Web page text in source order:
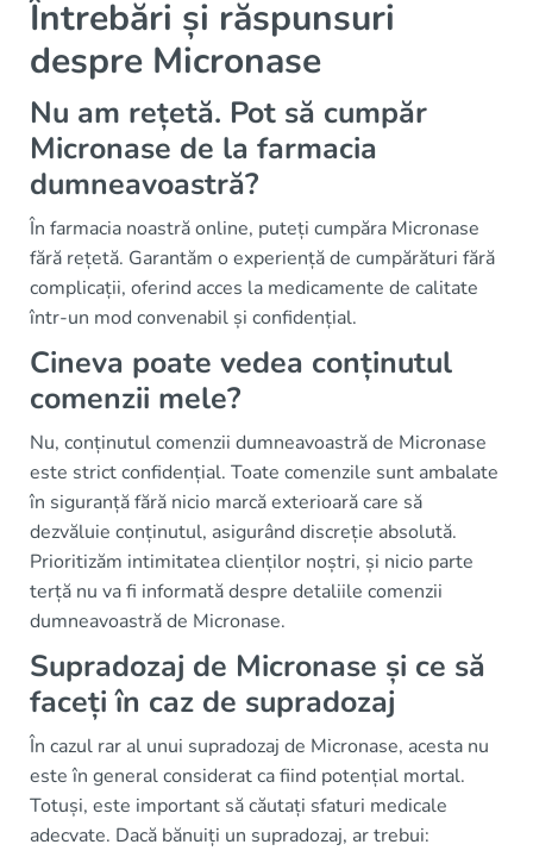
Întrebări și răspunsuri
despre Micronase
Nu am rețetă. Pot să cumpăr
Micronase de la farmacia
dumneavoastră?
În farmacia noastră online, puteți cumpăra Micronase
fără rețetă. Garantăm o experiență de cumpărături fără
complicații, oferind acces la medicamente de calitate
într-un mod convenabil și confidențial.
Cineva poate vedea conținutul
comenzii mele?
Nu, conținutul comenzii dumneavoastră de Micronase
este strict confidențial. Toate comenzile sunt ambalate
în siguranță fără nicio marcă exterioară care să
dezvăluie conținutul, asigurând discreție absolută.
Prioritizăm intimitatea clienților noștri, și nicio parte
terță nu va fi informată despre detaliile comenzii
dumneavoastră de Micronase.
Supradozaj de Micronase și ce să
faceți în caz de supradozaj
În cazul rar al unui supradozaj de Micronase, acesta nu
este în general considerat ca fiind potențial mortal.
Totuși, este important să căutați sfaturi medicale
adecvate. Dacă bănuiți un supradozaj, ar trebui: